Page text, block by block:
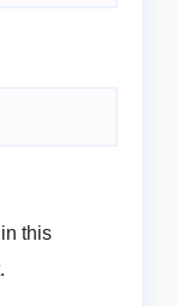
this